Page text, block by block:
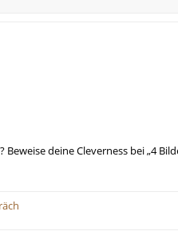
deine Cleverness bei „4